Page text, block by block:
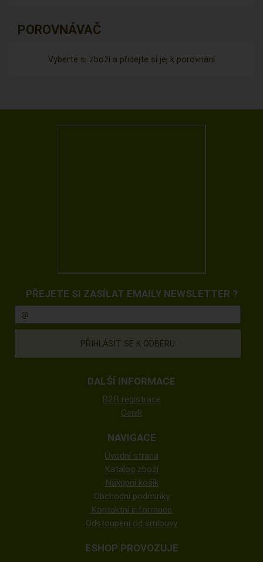
POROVNÁVAČ
Vyberte si zboží a přidejte si jej k porovnání
PŘEJETE SI ZASÍLAT EMAILY NEWSLETTER ?
DALŠÍ INFORMACE
B2B registrace
Ceník
NAVIGACE
Úvodní strana
Katalog zboží
Nákupní košík
Obchodní podmínky
Kontaktní informace
Odstoupení od smlouvy
ESHOP PROVOZUJE